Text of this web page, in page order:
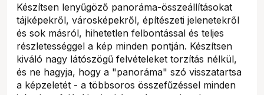
Készítsen lenyűgöző panoráma-összeállításokat
tájképekről, városképekről, építészeti jelenetekről
és sok másról, hihetetlen felbontással és teljes
részletességgel a kép minden pontján. Készítsen
kiváló nagy látószögű felvételeket torzítás nélkül,
és ne hagyja, hogy a "panoráma" szó visszatartsa
a képzeletét - a többsoros összefűzéssel minden